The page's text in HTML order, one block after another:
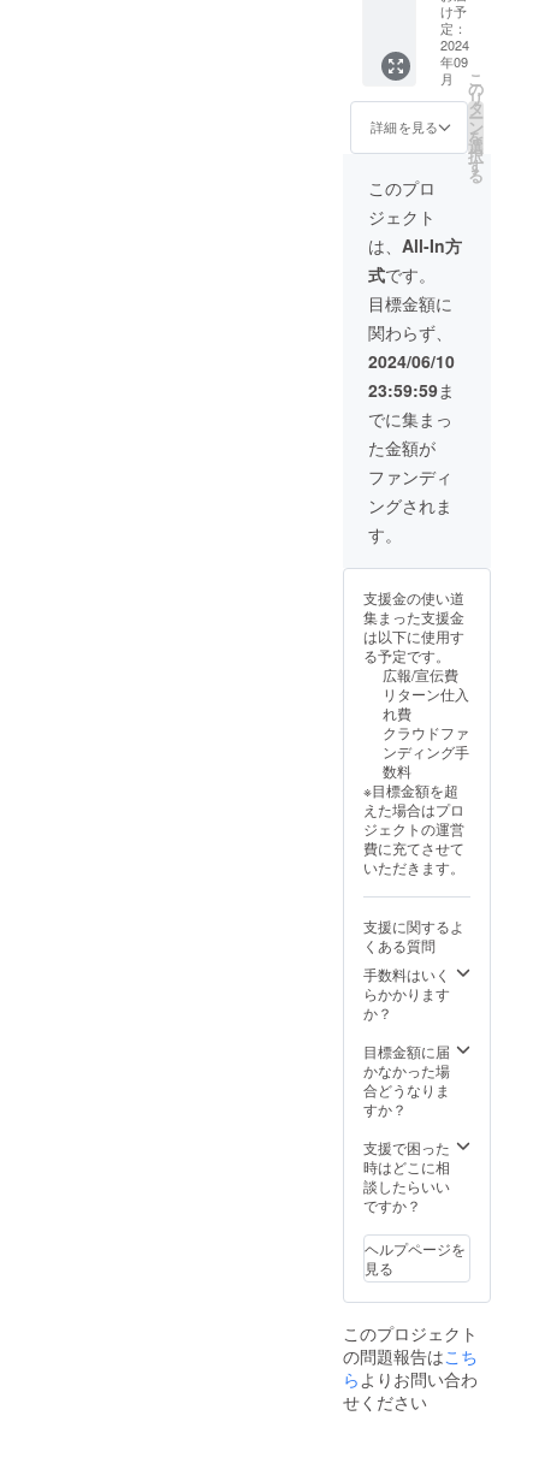
字数な
どの制
約があ
る場合
があり
則った
申告、
その他
関連業
務の所
により
ます。
飲酒は
法令で
禁止さ
れてい
ます。
20歳未
満の方
ンを選
ませ
ん。
前には
必ずお
届けの
リター
ンに貼
付され
たラベ
をご確
認くだ
さい。
※アル
コール
度数
5.0% ※
要冷蔵
※20歳未
満の者
による
飲酒は
法令で
禁止さ
れてい
ます。
20歳未
満の方
ンを選
択でき
ませ
ん。
3】 古
今嵯峨
米セゾ
330ml 4
本 お礼
のメッ
セージ
※原材料
及び添
加物等
の食品
表示は
お届け
商品の
ラベル
に表記
されま
す。 商
品開封
前には
必ずお
届けの
リター
ンに貼
付され
たラベ
をご確
さい。
※アル
コール
度数
5.0% ※
要冷蔵
満の者
による
法令で
禁止さ
れてい
ます。
20歳未
満の方
リター
ンを選
択でき
ませ
ん。
け予
定：
2024
年09
月
詳細を見る
こ
の
リ
タ
ー
ン
を
選
択
す
る
このプロ
ジェクト
は、 All-In方
式です。
目標金額に
関わらず、
2024/06/10
23:59:59ま
でに集まっ
た金額が
ファンディ
ングされま
す。
支援金の使い道
集まった支援金
は以下に使用す
る予定です。
広報/宣伝費
リターン仕入
れ費
クラウドファ
ンディング手
数料
※目標金額を超
えた場合はプロ
ジェクトの運営
費に充てさせて
いただきます。
支援に関するよ
くある質問
手数料はいく
らかかります
か？
目標金額に届
かなかった場
合どうなりま
すか？
支援で困った
時はどこに相
談したらいい
ですか？
ヘルプページを
見る
このプロジェクト
の問題報告はこち
ら よりお問い合わ
せください